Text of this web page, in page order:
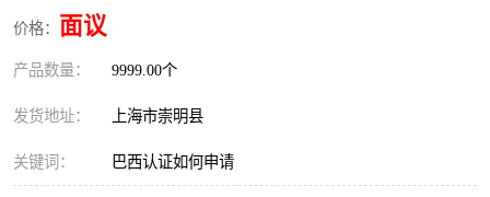
价格： 面议
产品数量： 9999.00个
发货地址： 上海市崇明县
关键词： 巴西认证如何申请